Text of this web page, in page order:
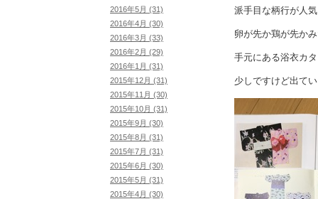
派手目な柄行が人
卵が先か鶏が先か
手元にある浴衣カ
少しですけど出て
2016年5月 (31)
2016年4月 (30)
2016年3月 (33)
2016年2月 (29)
2016年1月 (31)
2015年12月 (31)
2015年11月 (30)
2015年10月 (31)
2015年9月 (30)
2015年8月 (31)
2015年7月 (31)
2015年6月 (30)
2015年5月 (31)
2015年4月 (30)